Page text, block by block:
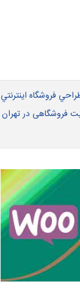
فروشگاه اينترنتي
فروشگاهی در تهران